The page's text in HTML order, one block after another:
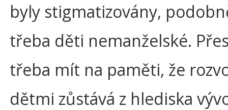
byly stigmatizovány,
třeba děti nemanželské.
třeba mít na paměti, že
dětmi zůstává z hlediska